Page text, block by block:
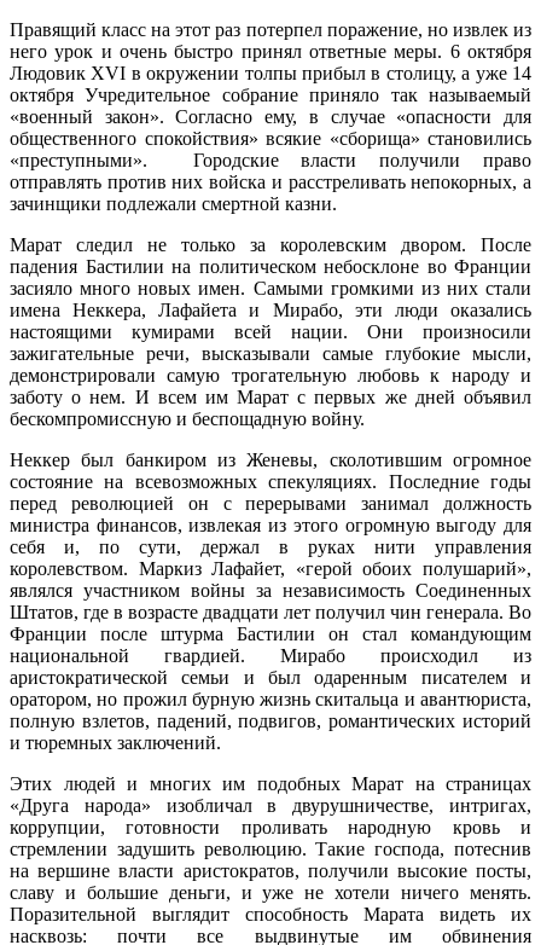
Правящий класс на этот раз потерпел поражение, но извлек из
него урок и очень быстро принял ответные меры. 6 октября
Людовик XVI в окружении толпы прибыл в столицу, а уже 14
октября Учредительное собрание приняло так называемый
«военный закон». Согласно ему, в случае «опасности для
общественного спокойствия» всякие «сборища» становились
«преступными». Городские власти получили право
отправлять против них войска и расстреливать непокорных, а
зачинщики подлежали смертной казни.
Марат следил не только за королевским двором. После
падения Бастилии на политическом небосклоне во Франции
засияло много новых имен. Самыми громкими из них стали
имена Неккера, Лафайета и Мирабо, эти люди оказались
настоящими кумирами всей нации. Они произносили
зажигательные речи, высказывали самые глубокие мысли,
демонстрировали самую трогательную любовь к народу и
заботу о нем. И всем им Марат с первых же дней объявил
бескомпромиссную и беспощадную войну.
Неккер был банкиром из Женевы, сколотившим огромное
состояние на всевозможных спекуляциях. Последние годы
перед революцией он с перерывами занимал должность
министра финансов, извлекая из этого огромную выгоду для
себя и, по сути, держал в руках нити управления
королевством. Маркиз Лафайет, «герой обоих полушарий»,
являлся участником войны за независимость Соединенных
Штатов, где в возрасте двадцати лет получил чин генерала. Во
Франции после штурма Бастилии он стал командующим
национальной гвардией. Мирабо происходил из
аристократической семьи и был одаренным писателем и
оратором, но прожил бурную жизнь скитальца и авантюриста,
полную взлетов, падений, подвигов, романтических историй
и тюремных заключений.
Этих людей и многих им подобных Марат на страницах
«Друга народа» изобличал в двурушничестве, интригах,
коррупции, готовности проливать народную кровь и
стремлении задушить революцию. Такие господа, потеснив
на вершине власти аристократов, получили высокие посты,
славу и большие деньги, и уже не хотели ничего менять.
Поразительной выглядит способность Марата видеть их
насквозь: почти все выдвинутые им обвинения